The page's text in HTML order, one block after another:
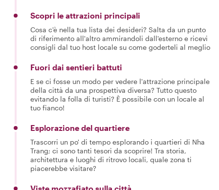
Scopri le attrazioni principali
Cosa c'è nella tua lista dei desideri? Salta da un punto
di riferimento all'altro ammirandoli dall'esterno e ricevi
consigli dal tuo host locale su come goderteli al meglio
Fuori dai sentieri battuti
E se ci fosse un modo per vedere l'attrazione principale
della città da una prospettiva diversa? Tutto questo
evitando la folla di turisti? È possibile con un locale al
tuo fianco!
Esplorazione del quartiere
Trascorri un po' di tempo esplorando i quartieri di Nha
Trang; ci sono tanti tesori da scoprire! Tra storia,
architettura e luoghi di ritrovo locali, quale zona ti
piacerebbe visitare?